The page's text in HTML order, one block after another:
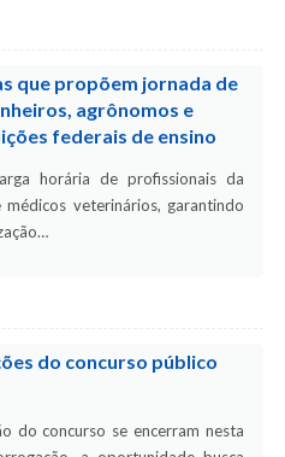
que propõem jornada de
agrônomos e
federais de ensino
horária de profissionais da
veterinários, garantindo
do concurso público
do concurso se encerram nesta